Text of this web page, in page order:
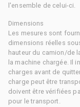
l'ensemble de celui-ci.
Dimensions
Les mesures sont
dimensions réelles
hauteur du camion/de
la machine chargée. Il
charges avant de
charge peut être
doivent être vérifiées
pour le transport.